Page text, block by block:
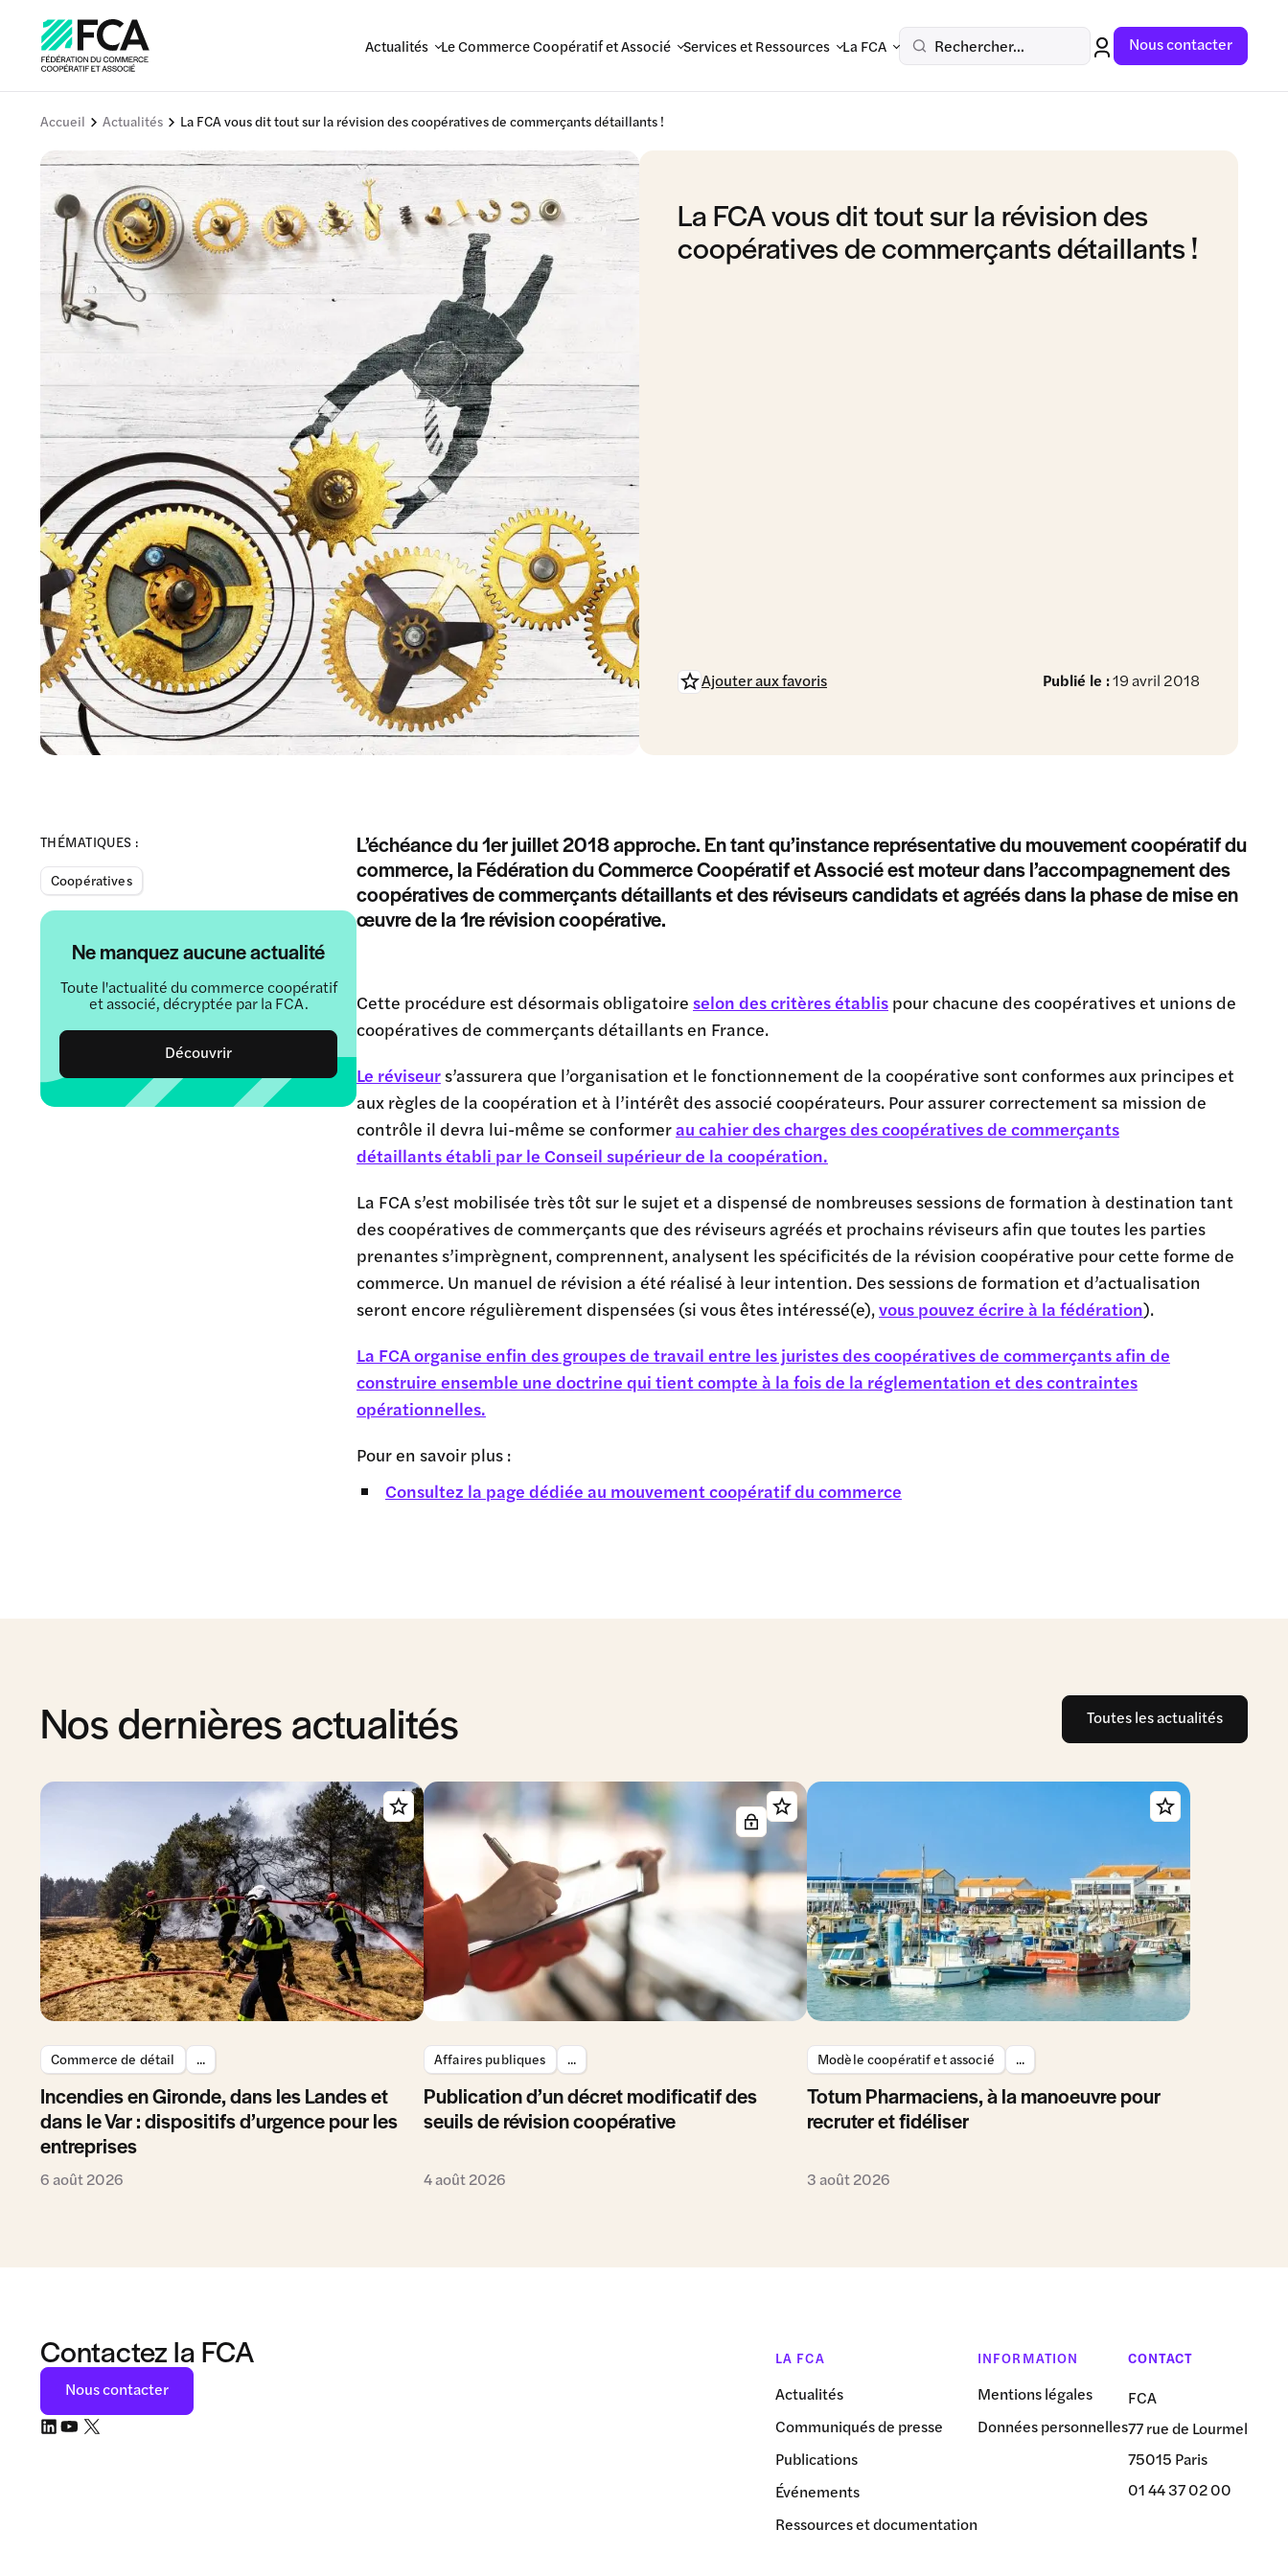
Actualités Le Commerce Coopératif et Associé Services et Ressources La FCA Rechercher... Nous contacter
Accueil Actualités La FCA vous dit tout sur la révision des coopératives de commerçants détaillants !
La FCA vous dit tout sur la révision des
coopératives de commerçants détaillants !
Publié le :19 avril 2018
Ajouter aux favoris
THÉMATIQUES :
Coopératives
Ne manquez aucune actualité
Toute l'actualité du commerce coopératif
et associé, décryptée par la FCA.
Découvrir
L’échéance du 1er juillet 2018 approche. En tant qu’instance représentative du mouvement coopératif du
commerce, la Fédération du Commerce Coopératif et Associé est moteur dans l’accompagnement des
coopératives de commerçants détaillants et des réviseurs candidats et agréés dans la phase de mise en
œuvre de la 1re révision coopérative.
Cette procédure est désormais obligatoire selon des critères établis pour chacune des coopératives et unions de
coopératives de commerçants détaillants en France.
Le réviseurs’assurera que l’organisation et le fonctionnement de la coopérative sont conformes aux principes et
aux règles de la coopération et à l’intérêt des associé coopérateurs. Pour assurer correctement sa mission de
contrôle il devra lui-même se conformerau cahier des charges des coopératives de commerçants
détaillants établi par le Conseil supérieur de la coopération.
La FCA s’est mobilisée très tôt sur le sujet et a dispensé de nombreuses sessions de formation à destination tant
des coopératives de commerçants que des réviseurs agréés et prochains réviseurs afin que toutes les parties
prenantes s’imprègnent, comprennent, analysent les spécificités de la révision coopérative pour cette forme de
commerce. Un manuel de révision a été réalisé à leur intention. Des sessions de formation et d’actualisation
seront encore régulièrement dispensées (si vous êtes intéressé(e),vous pouvez écrire à la fédération).
La FCA organise enfin des groupes de travail entre les juristes des coopératives de commerçants afin de
construire ensemble une doctrine qui tient compte à la fois de la réglementation et des contraintes
opérationnelles.
Pour en savoir plus :
Consultez la page dédiée au mouvement coopératif du commerce
Nos dernières actualités Toutes les actualités
Commerce de détail ...
Incendies en Gironde, dans les Landes et
dans le Var : dispositifs d’urgence pour les
entreprises
6 août 2026
Affaires publiques ...
Publication d’un décret modificatif des
seuils de révision coopérative
4 août 2026
Modèle coopératif et associé ...
Totum Pharmaciens, à la manoeuvre pour
recruter et fidéliser
3 août 2026
Contactez la FCA
Nous contacter
LA FCA
Actualités
Communiqués de presse
Publications
Événements
Ressources et documentation
INFORMATION
Mentions légales
Données personnelles
CONTACT
FCA
77 rue de Lourmel
75015 Paris
01 44 37 02 00